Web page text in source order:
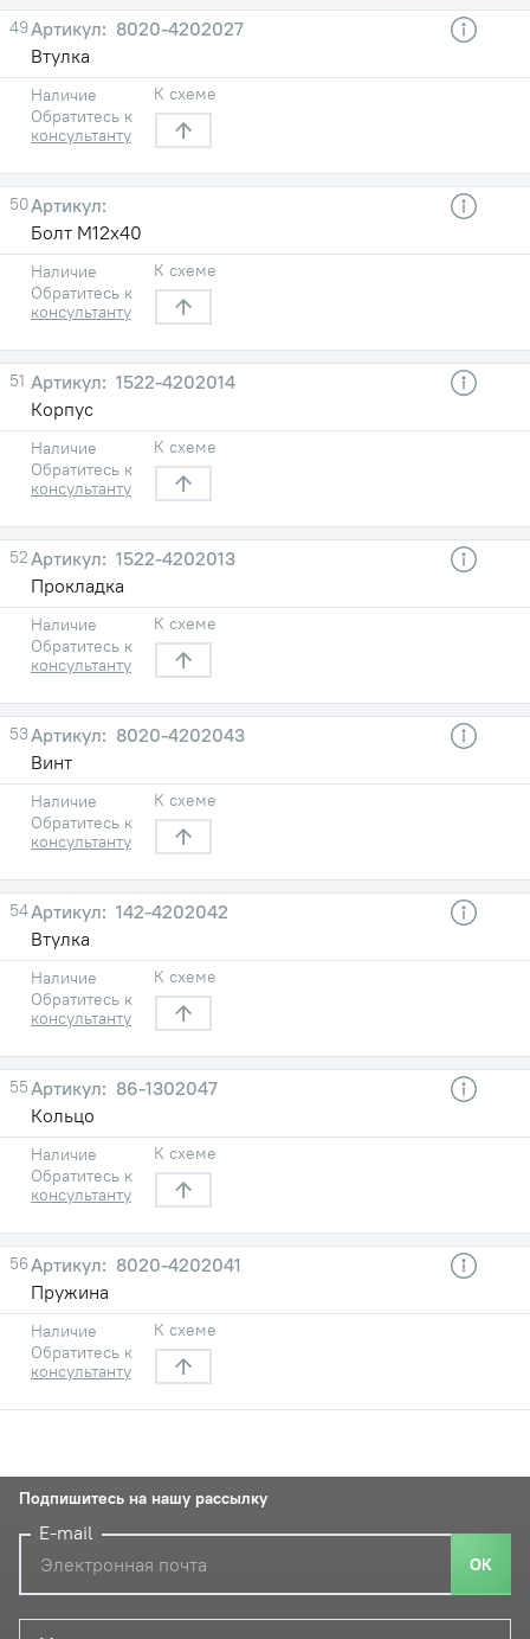
49
8020-4202027
Втулка
Наличие
Обратитесь к
консультанту
К схеме
50
Болт М12х40
Наличие
Обратитесь к
консультанту
К схеме
51
1522-4202014
Корпус
Наличие
Обратитесь к
консультанту
К схеме
52
1522-4202013
Прокладка
Наличие
Обратитесь к
консультанту
К схеме
53
8020-4202043
Винт
Наличие
Обратитесь к
консультанту
К схеме
54
142-4202042
Втулка
Наличие
Обратитесь к
консультанту
К схеме
55
86-1302047
Кольцо
Наличие
Обратитесь к
консультанту
К схеме
56
8020-4202041
Пружина
Наличие
Обратитесь к
консультанту
К схеме
Подпишитесь на нашу рассылку
E-mail
ОК